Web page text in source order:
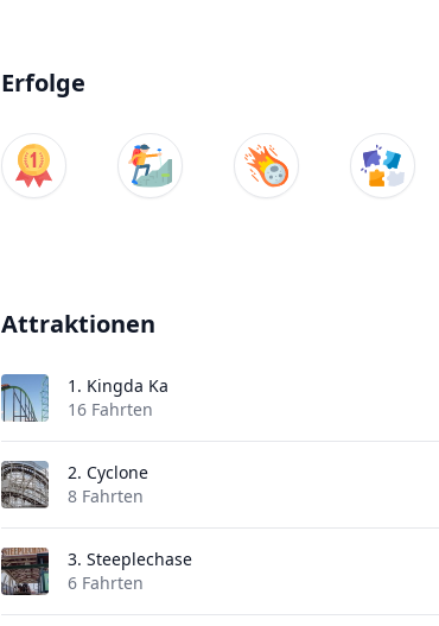
Erfolge
Attraktionen
1. Kingda Ka
16 Fahrten
2. Cyclone
8 Fahrten
3. Steeplechase
6 Fahrten